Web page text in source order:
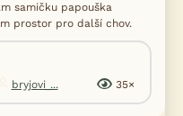
samičku papouška
prostor pro další chov.
bryjovi_... 35×